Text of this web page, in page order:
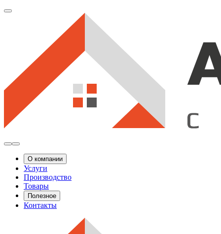
О компании
Услуги
Производство
Товары
Полезное
Контакты